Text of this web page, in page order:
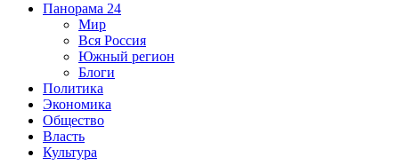
Панорама 24
Мир
Вся Россия
Южный регион
Блоги
Политика
Экономика
Общество
Власть
Культура